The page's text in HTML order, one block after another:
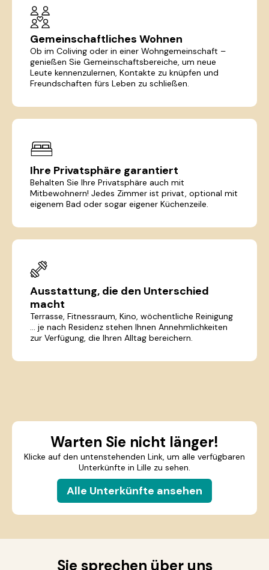
Gemeinschaftliches Wohnen
Ob im Coliving oder in einer Wohngemeinschaft –
genießen Sie Gemeinschaftsbereiche, um neue
Leute kennenzulernen, Kontakte zu knüpfen und
Freundschaften fürs Leben zu schließen.
Ihre Privatsphäre garantiert
Behalten Sie Ihre Privatsphäre auch mit
Mitbewohnern! Jedes Zimmer ist privat, optional mit
eigenem Bad oder sogar eigener Küchenzeile.
Ausstattung, die den Unterschied
macht
Terrasse, Fitnessraum, Kino, wöchentliche Reinigung
… je nach Residenz stehen Ihnen Annehmlichkeiten
zur Verfügung, die Ihren Alltag bereichern.
Warten Sie nicht länger!
Klicke auf den untenstehenden Link, um alle verfügbaren
Unterkünfte in Lille zu sehen.
Alle Unterkünfte ansehen
Sie sprechen über uns